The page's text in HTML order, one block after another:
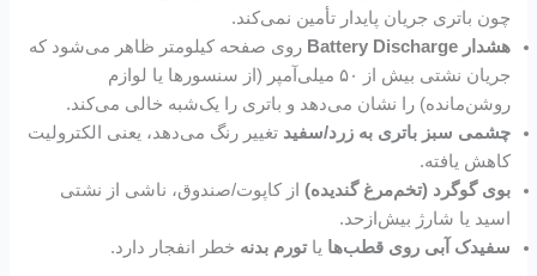
چون باتری جریان پایدار تأمین نمی‌کند.
هشدار Battery Discharge
روی صفحه کیلومتر ظاهر می‌شود که
جریان نشتی بیش از ۵۰ میلی‌آمپر (از سنسورها یا لوازم
روشن‌مانده) را نشان می‌دهد و باتری را یک‌شبه خالی می‌کند.
چشمی سبز باتری به زرد/سفید تغییر رنگ می‌دهد، یعنی الکترولیت
کاهش یافته.
بوی گوگرد (تخم‌مرغ گندیده) از کاپوت/صندوق، ناشی از نشتی
اسید یا شارژ بیش‌ازحد.
سفیدک آبی روی قطب‌ها یاتورم بدنه خطر انفجار دارد.